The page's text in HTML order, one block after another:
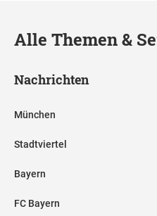
Alle Themen &
Nachrichten
München
Stadtviertel
Bayern
FC Bayern